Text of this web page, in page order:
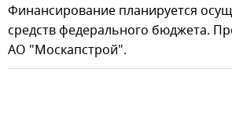
Финансирование планируется
средств федерального бюджета.
АО "Москапстрой".